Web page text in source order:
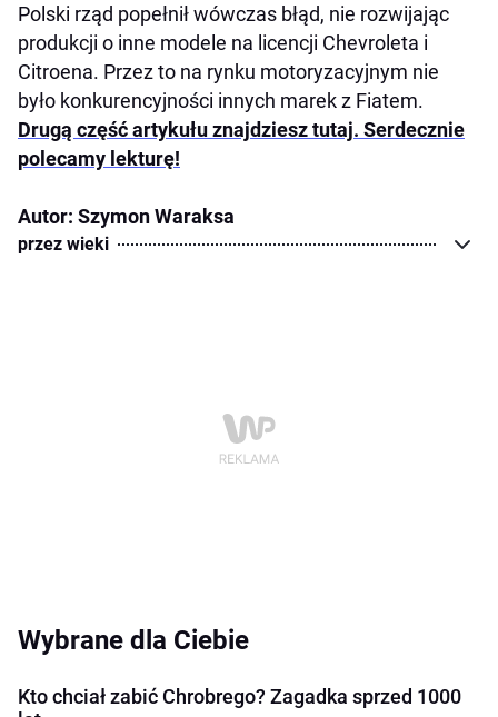
Polski rząd popełnił wówczas błąd, nie rozwijając
produkcji o inne modele na licencji Chevroleta i
Citroena. Przez to na rynku motoryzacyjnym nie
było konkurencyjności innych marek z Fiatem.
Drugą część artykułu znajdziesz tutaj. Serdecznie
polecamy lekturę!
Autor: Szymon Waraksa
przez wieki
Wybrane dla Ciebie
Kto chciał zabić Chrobrego? Zagadka sprzed 1000